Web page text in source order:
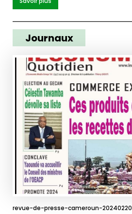
Journaux
revue-de-presse-cameroun-20240220